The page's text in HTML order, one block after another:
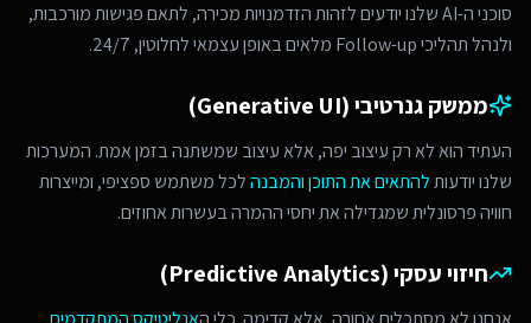
סוכני ה-AI שלנו יודעים לזהות הזדמנויות מכירה, לתאם פגישות מורכבות,
ולנהל תהליכי Follow-up מלאים באופן עצמאי לחלוטין, 24/7.
ממשק גנרטיבי (Generative UI)
העתיד הוא לא רק עיצוב יפה, אלא עיצוב שמשתנה בזמן אמת. המערכות
שלנו יודעותלהתאים את התוכן והמבנהלכל משתמש ספציפי, ומייצרות
חוויה פרסונלית שמגדילה את יחסי ההמרה בעשרות אחוזים.
חיזוי עסקי (Predictive Analytics)